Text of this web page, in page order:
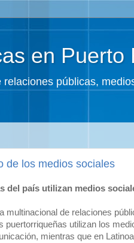
en Puerto
públicas,
de los medios sociales
del país utilizan medios
multinacional de relaciones
puertorriqueñas utilizan los
mientras que en